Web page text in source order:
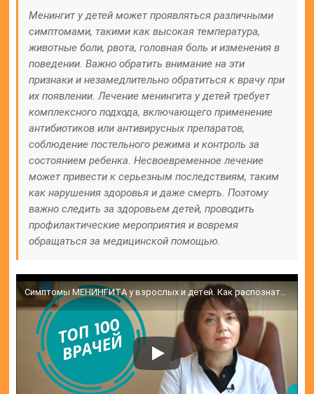
Менингит у детей может проявляться различными
симптомами, такими как высокая температура,
животные боли, рвота, головная боль и изменения в
поведении. Важно обратить внимание на эти
признаки и незамедлительно обратиться к врачу при
их появлении. Лечение менингита у детей требует
комплексного подхода, включающего применение
антибиотиков или антивирусных препаратов,
соблюдение постельного режима и контроль за
состоянием ребенка. Несвоевременное лечение
может привести к серьезным последствиям, таким
как нарушения здоровья и даже смерть. Поэтому
важно следить за здоровьем детей, проводить
профилактические мероприятия и вовремя
обращаться за медицинской помощью.
Симптомы МЕНИНГИТА у взрослых и детей. Как распознать признаки менингита и его последствия